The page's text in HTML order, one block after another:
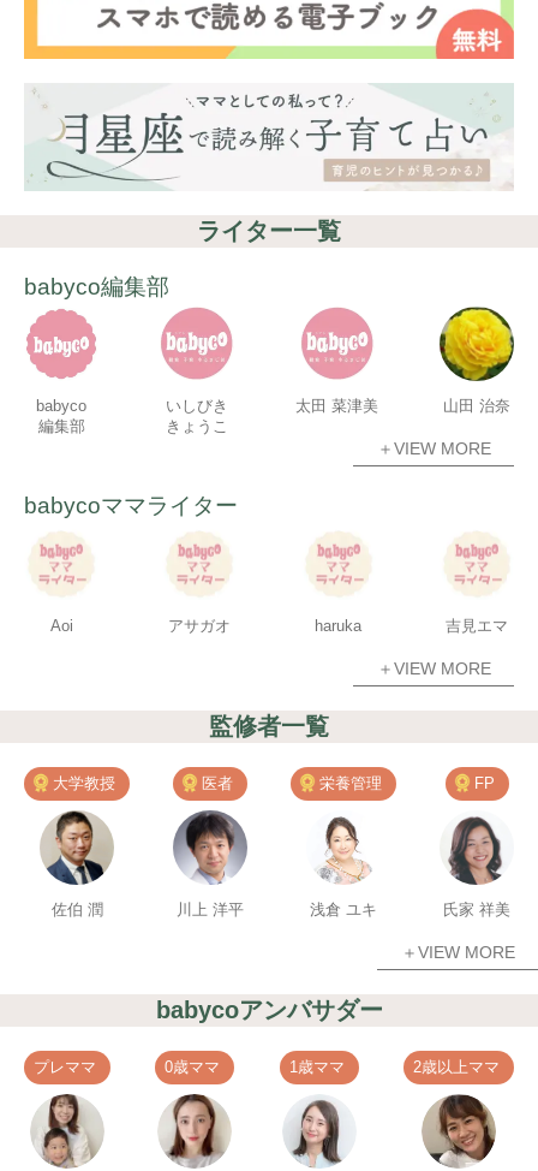
ライター一覧
babyco編集部
babyco
編集部
いしびき
きょうこ
太田 菜津美 山田 治奈
＋VIEW MORE
babycoママライター
Aoi アサガオ haruka 吉見エマ
＋VIEW MORE
監修者一覧
大学教授
佐伯 潤
医者
川上 洋平
栄養管理
浅倉 ユキ
FP
氏家 祥美
＋VIEW MORE
babycoアンバサダー
プレママ 0歳ママ 1歳ママ 2歳以上ママ